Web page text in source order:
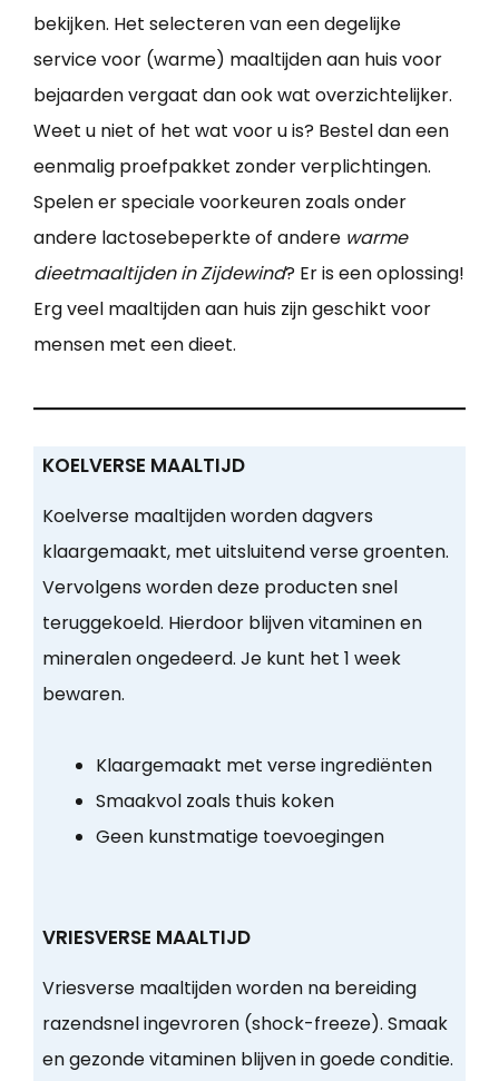
bekijken. Het selecteren van een degelijke
service voor (warme) maaltijden aan huis voor
bejaarden vergaat dan ook wat overzichtelijker.
Weet u niet of het wat voor u is? Bestel dan een
eenmalig proefpakket zonder verplichtingen.
Spelen er speciale voorkeuren zoals onder
andere lactosebeperkte of andere warme
dieetmaaltijden in Zijdewind? Er is een oplossing!
Erg veel maaltijden aan huis zijn geschikt voor
mensen met een dieet.
KOELVERSE MAALTIJD
Koelverse maaltijden worden dagvers
klaargemaakt, met uitsluitend verse groenten.
Vervolgens worden deze producten snel
teruggekoeld. Hierdoor blijven vitaminen en
mineralen ongedeerd. Je kunt het 1 week
bewaren.
Klaargemaakt met verse ingrediënten
Smaakvol zoals thuis koken
Geen kunstmatige toevoegingen
VRIESVERSE MAALTIJD
Vriesverse maaltijden worden na bereiding
razendsnel ingevroren (shock-freeze). Smaak
en gezonde vitaminen blijven in goede conditie.